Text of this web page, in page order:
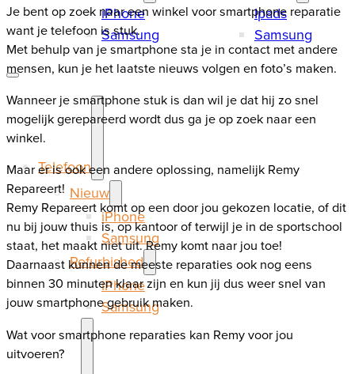
iPhone
Samsung
Ipads
Samsung
Telefoon
Nieuw
iPhone
Samsung
Refurbished
iPhone
Samsung
Je bent op zoek naar een winkel voor smartphone reparatie
want je telefoon is stuk.
Met behulp van je smartphone sta je in contact met andere
mensen, kun je het laatste nieuws volgen en foto’s maken.
Wanneer je smartphone stuk is dan wil je dat hij zo snel
mogelijk gerepareerd wordt dus ga je op zoek naar een
winkel.
Maar er is ook een andere oplossing, namelijk Remy
Repareert!
Remy Repareert komt op een door jou gekozen locatie, of dit
nu bij jouw thuis is, op kantoor of terwijl je in de sportschool
staat, het maakt niet uit. Remy komt naar jou toe!
Daarnaast kunnen de meeste reparaties ook nog eens
binnen 30 minuten klaar zijn en kun jij dus weer snel van
jouw smartphone gebruik maken.
Wat voor smartphone reparaties kan Remy voor jou
uitvoeren?